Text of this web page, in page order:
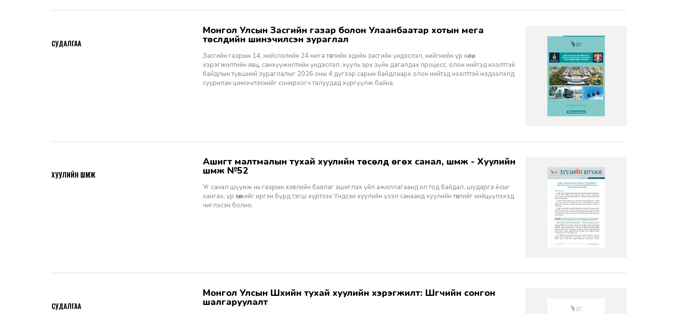
Монгол Улсын Засгийн газар болон Улаанбаатар хотын мега
төслүүдийн шинэчилсэн зураглал
Засгийн газрын 14, нийслэлийн 24 мега төслийн эдийн засгийн үндэслэл, нийгмийн үр нөлөө,
хэрэгжилтийн явц, санхүүжилтийн үндэслэл, хууль эрх зүйн дагалдах процесс, олон нийтэд нээлттэй
байдлын түвшний зураглалыг 2026 оны 4 дүгээр сарын байдлаарх олон нийтэд нээлттэй мэдээлэлд
суурилан шинэчлэснийг сонирхогч талуудад хүргүүлж байна.
СУДАЛГАА
Ашигт малтмалын тухай хуулийн төсөлд өгөх санал, шүүмж - Хуулийн
шүүмж №52
Уг санал шүүмж нь газрын хэвлийн баялаг ашиглах үйл ажиллагаанд ил тод байдал, шударга ёсыг
хангах, үр өгөөжийг иргэн бүрд тэгш хүртээх Үндсэн хуулийн үзэл санаанд хуулийн төслийг нийцүүлэхэд
чиглэсэн болно.
ХУУЛИЙН ШҮҮМЖ
Монгол Улсын Шүүхийн тухай хуулийн хэрэгжилт: Шүүгчийн сонгон
шалгаруулалт
СУДАЛГАА